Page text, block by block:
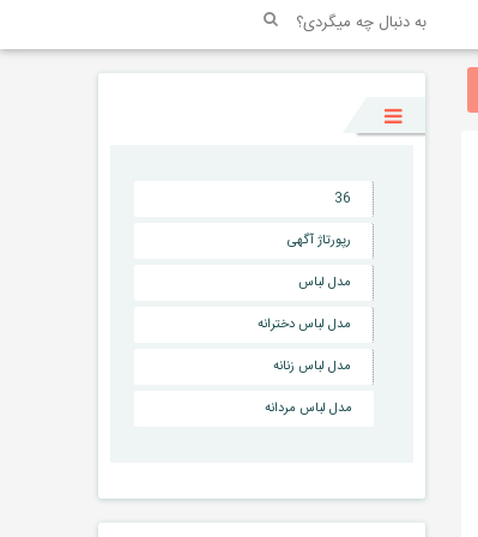
36
رپورتاژ آگهی
مدل لباس
مدل لباس دخترانه
مدل لباس زنانه
مدل لباس مردانه